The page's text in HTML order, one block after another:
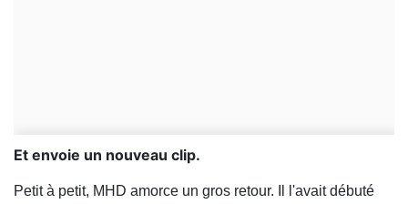
Et envoie un nouveau clip.
Petit à petit, MHD amorce un gros retour. Il l'avait débuté